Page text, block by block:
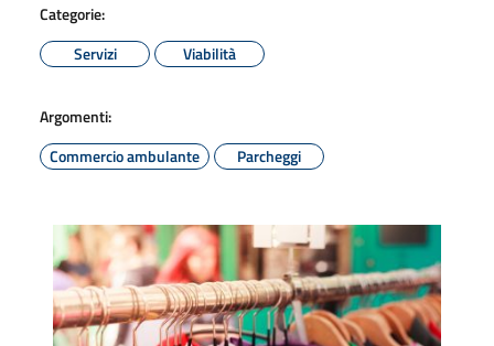
Categorie:
Servizi
Viabilità
Argomenti:
Commercio ambulante
Parcheggi